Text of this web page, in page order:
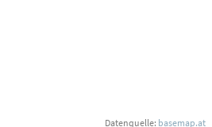
Datenquelle: basemap.at